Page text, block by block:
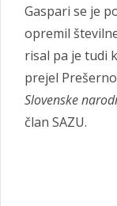
Gaspari se je
opremil
risal pa je tudi
prejel
Slovenske
član SAZU.